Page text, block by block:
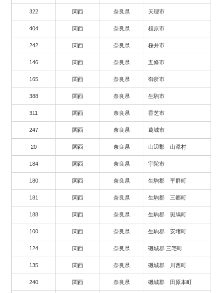
322 関西 奈良県 天理市
404 関西 奈良県 橿原市
242 関西 奈良県 桜井市
146 関西 奈良県 五條市
165 関西 奈良県 御所市
388 関西 奈良県 生駒市
311 関西 奈良県 香芝市
247 関西 奈良県 葛城市
20 関西 奈良県 山辺郡 山添村
184 関西 奈良県 宇陀市
180 関西 奈良県 生駒郡 平群町
181 関西 奈良県 生駒郡 三郷町
188 関西 奈良県 生駒郡 斑鳩町
100 関西 奈良県 生駒郡 安堵町
124 関西 奈良県 磯城郡 三宅町
135 関西 奈良県 磯城郡 川西町
240 関西 奈良県 磯城郡 田原本町